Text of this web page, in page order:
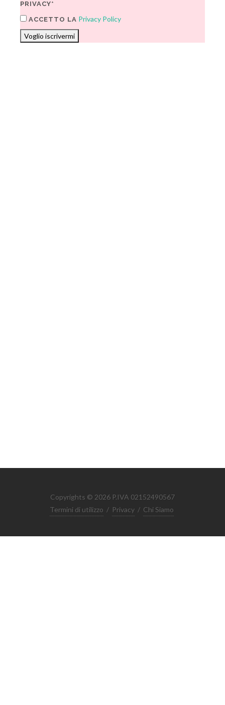
PRIVACY*
ACCETTO LA Privacy Policy
Voglio iscrivermi
Copyrights © 2026 P.IVA 02152490567
Termini di utilizzo / Privacy / Chi Siamo